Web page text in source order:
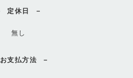
定休日
無し
お支払方法